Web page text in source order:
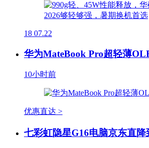
18 07.22
华为MateBook Pro超轻薄
10小时前
优惠直达 >
七彩虹隐星G16电脑京东直降